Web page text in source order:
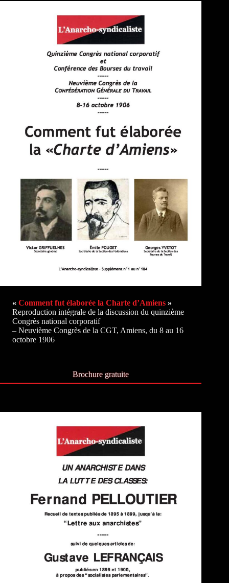
« Comment fut élaborée la Charte d’Amiens »
Reproduction intégrale de la discussion du quinzième
Congrès national corporatif
– Neuvième Congrès de la CGT, Amiens, du 8 au 16
octobre 1906
Brochure gratuite